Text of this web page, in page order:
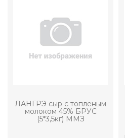
ЛАНГРЭ сыр с топленым
молоком 45% БРУС
(5*3,5кг) ММЗ